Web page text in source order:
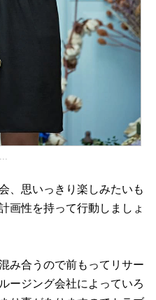
、思いっきり楽しみたいも
画性を持って行動しましょ
み合うので前もってリサー
ージング会社によっていろ